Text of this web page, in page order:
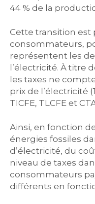
44 % de la
Cette transition est
consommateurs,
représentent les
l’électricité. À titre
les taxes ne
prix de l’électricité
TICFE, TLCFE et
Ainsi, en fonction
énergies fossiles
d’électricité, du
niveau de taxes
consommateurs
différents en